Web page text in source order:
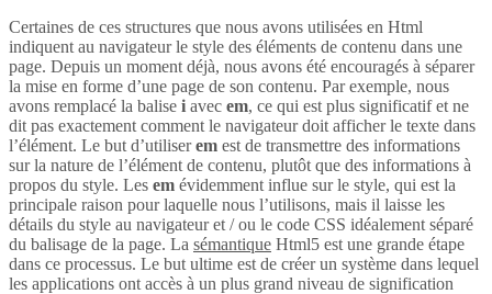
Certaines de ces structures que nous avons utilisées en Html
indiquent au navigateur le style des éléments de contenu dans une
page. Depuis un moment déjà, nous avons été encouragés à séparer
la mise en forme d’une page de son contenu. Par exemple, nous
avons remplacé la balise i avec em, ce qui est plus significatif et ne
dit pas exactement comment le navigateur doit afficher le texte dans
l’élément. Le but d’utiliserem est de transmettre des informations
sur la nature de l’élément de contenu, plutôt que des informations à
propos du style. Les em évidemment influe sur le style, qui est la
principale raison pour laquelle nous l’utilisons, mais il laisse les
détails du style au navigateur et / ou le code CSS idéalement séparé
du balisage de la page. La sémantique Html5 est une grande étape
dans ce processus. Le but ultime est de créer un système dans lequel
les applications ont accès à un plus grand niveau de signification